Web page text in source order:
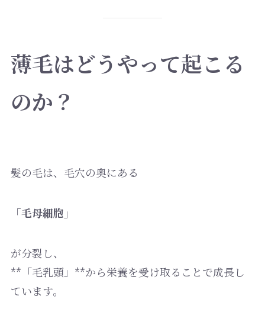
薄毛はどうやって起こる
のか？
髪の毛は、毛穴の奥にある
「毛母細胞」
が分裂し、
**「毛乳頭」**から栄養を受け取ることで成長し
ています。